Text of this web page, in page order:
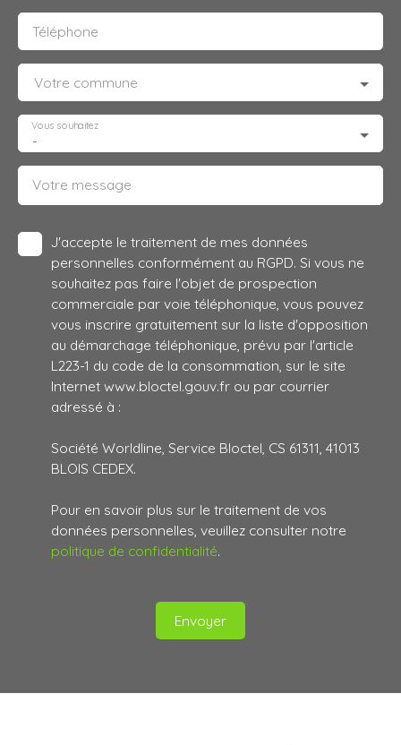
Téléphone
Votre commune
-
Vous souhaitez
Votre message
J'accepte le traitement de mes données
personnelles conformément au RGPD. Si vous ne
souhaitez pas faire l'objet de prospection
commerciale par voie téléphonique, vous pouvez
vous inscrire gratuitement sur la liste d'opposition
au démarchage téléphonique, prévu par l'article
L223-1 du code de la consommation, sur le site
Internet www.bloctel.gouv.fr ou par courrier
adressé à :
Société Worldline, Service Bloctel, CS 61311, 41013
BLOIS CEDEX.
Pour en savoir plus sur le traitement de vos
données personnelles, veuillez consulter notre
politique de confidentialité.
Envoyer